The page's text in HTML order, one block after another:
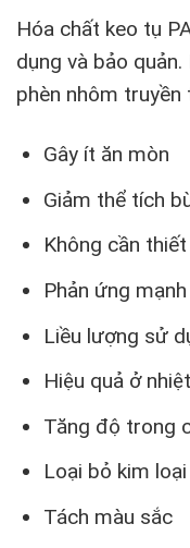
Hóa chất keo tụ
dụng và bảo
phèn nhôm truyền
Gây ít ăn mòn
Giảm thể tích
Không cần
Phản ứng
Liều lượng sử
Hiệu quả ở
Tăng độ trong
Loại bỏ kim
Tách màu sắc